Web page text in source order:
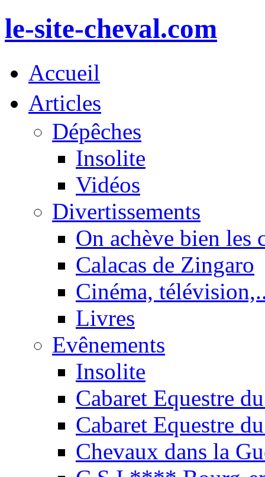
le-site-cheval.com
Accueil
Articles
Dépêches
Insolite
Vidéos
Divertissements
On achève bien les
Calacas de Zingaro
Cinéma,
Livres
Evênements
Insolite
Cabaret Equestre
Cabaret Equestre
Chevaux dans la